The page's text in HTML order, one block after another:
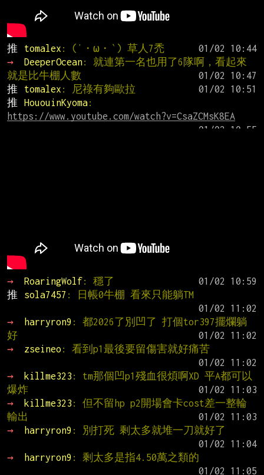
推 tomalex : (′・ω・‵) 草人7禿
→
DeeperOcean: 就連第一名也用了6隊啊，看起來
就是比牛棚人數
推
tomalex : 尼祿有夠歐拉
推
HououinKyoma
https://www.youtube.com/watch?v=CsaZCMsK8EA
→ RoaringWolf: 穩了
推
sola7457 : 日帳0牛棚 看來只能躺TM
→
harryron9 : 都2026了別凹了 打個tor397擺爛躺
好
→
zseineo : 看到p1最後要留傷害就好痛苦
→
killme323 : tm那個凹p1殘血很煩啊XD 平A都可以
爆炸
→
killme323 : 但不留hp p2開場會卡cost差一整輪
輸出
→
harryron9 : 別打死 剩太多就堆一刀就好了
→
harryron9 : 剩太多是指4.50萬之類的